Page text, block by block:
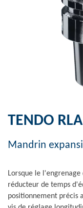
TENDO RLA
Mandrin
Lorsque le
réducteur de temps
positionnement précis